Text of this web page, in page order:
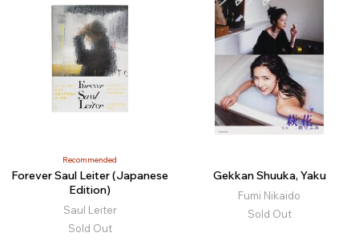
Recommended
Forever Saul Leiter (Japanese
Edition)
Saul Leiter
Sold Out
Gekkan Shuuka, Yaku
Fumi Nikaido
Sold Out